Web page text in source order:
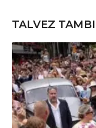
TALVEZ